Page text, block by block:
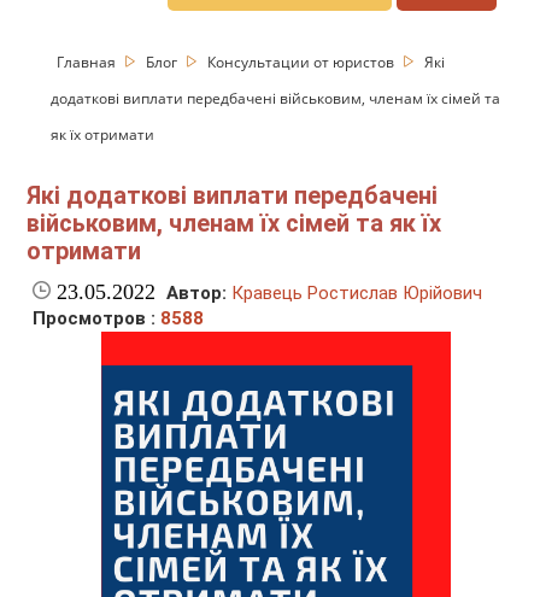
Главная Блог Консультации от юристов
Які
додаткові виплати передбачені військовим, членам їх сімей та
як їх отримати
Які додаткові виплати передбачені
військовим, членам їх сімей та як їх
отримати
23.05.2022 Автор: Кравець Ростислав Юрійович
Просмотров : 8588